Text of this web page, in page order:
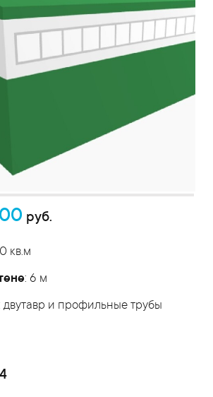
руб.
кв.м
: 6 м
двутавр и профильные трубы